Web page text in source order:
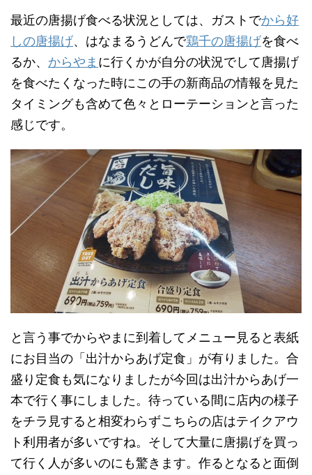
最近の唐揚げ食べる状況としては、ガストでから好
しの唐揚げ、はなまるうどんで鶏千の唐揚げを食べ
るか、 からやま に行くかが自分の状況でして唐揚げ
を食べたくなった時にこの手の新商品の情報を見た
タイミングも含めて色々とローテーションと言った
感じです。
と言う事でからやまに到着してメニュー見ると表紙
にお目当の「出汁からあげ定食」が有りました。合
盛り定食も気になりましたが今回は出汁からあげ一
本で行く事にしました。待っている間に店内の様子
をチラ見すると相変わらずこちらの店はテイクアウ
ト利用者が多いですね。そして大量に唐揚げを買っ
て行く人が多いのにも驚きます。作るとなると面倒